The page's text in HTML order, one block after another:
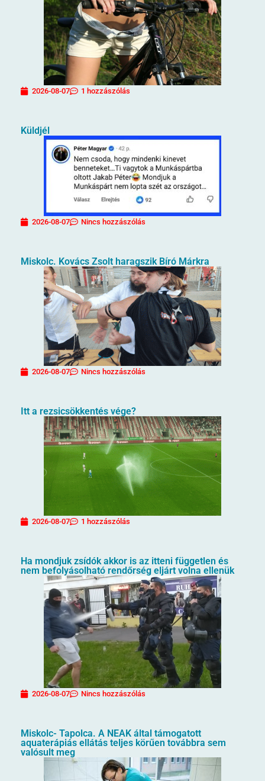
2026-08-07 1 hozzászólás
Küldjél
2026-08-07 Nincs hozzászólás
Miskolc. Kovács Zsolt haragszik Bíró Márkra
2026-08-07 Nincs hozzászólás
Itt a rezsicsökkentés vége?
2026-08-07 1 hozzászólás
Ha mondjuk zsídók akkor is az itteni független és
nem befolyásolható rendőrség eljárt volna ellenük
2026-08-07 Nincs hozzászólás
Miskolc- Tapolca. A NEAK által támogatott
aquaterápiás ellátás teljes körűen továbbra sem
valósult meg